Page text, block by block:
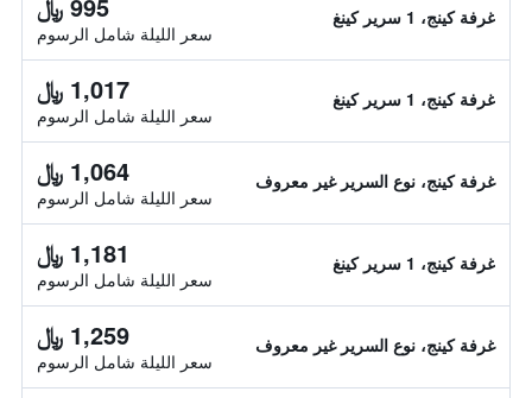
غرفة كينج، 1 سرير كينغ
سعر الليلة شامل الرسوم
غرفة كينج، 1 سرير كينغ 1,017 ﷼
سعر الليلة شامل الرسوم
غرفة كينج، نوع السرير غير معروف 1,064 ﷼
سعر الليلة شامل الرسوم
غرفة كينج، 1 سرير كينغ 1,181 ﷼
سعر الليلة شامل الرسوم
غرفة كينج، نوع السرير غير معروف 1,259 ﷼
سعر الليلة شامل الرسوم